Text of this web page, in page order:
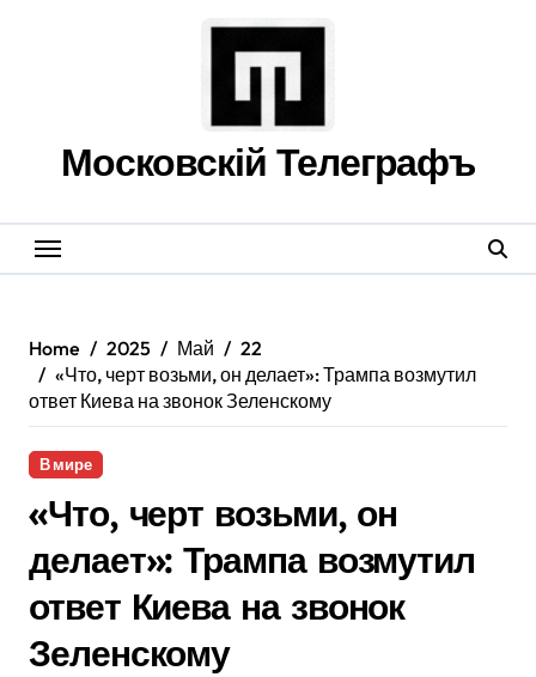
Московскій Телеграфъ
Home 2025 Май
22
«Что, черт возьми, он делает»: Трампа возмутил
ответ Киева на звонок Зеленскому
В мире
«Что, черт возьми, он
делает»: Трампа возмутил
ответ Киева на звонок
Зеленскому